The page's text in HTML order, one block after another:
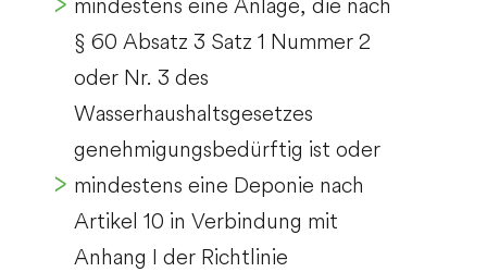
§ 60 Absatz 3 Satz 1 Nummer 2
oder Nr. 3 des
Wasserhaushaltsgesetzes
genehmigungsbedürftig ist oder
mindestens eine Deponie nach
Artikel 10 in Verbindung mit
Anhang I der Richtlinie